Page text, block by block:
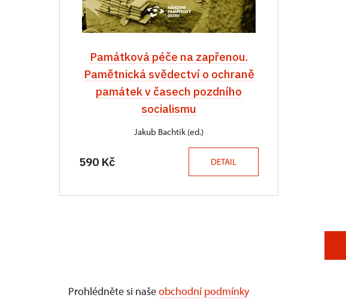
Památková péče na zapřenou.
Pamětnická svědectví o ochraně
památek v časech pozdního
socialismu
Jakub Bachtík (ed.)
590 Kč DETAIL
Prohlédněte si našeobchodní podmínky